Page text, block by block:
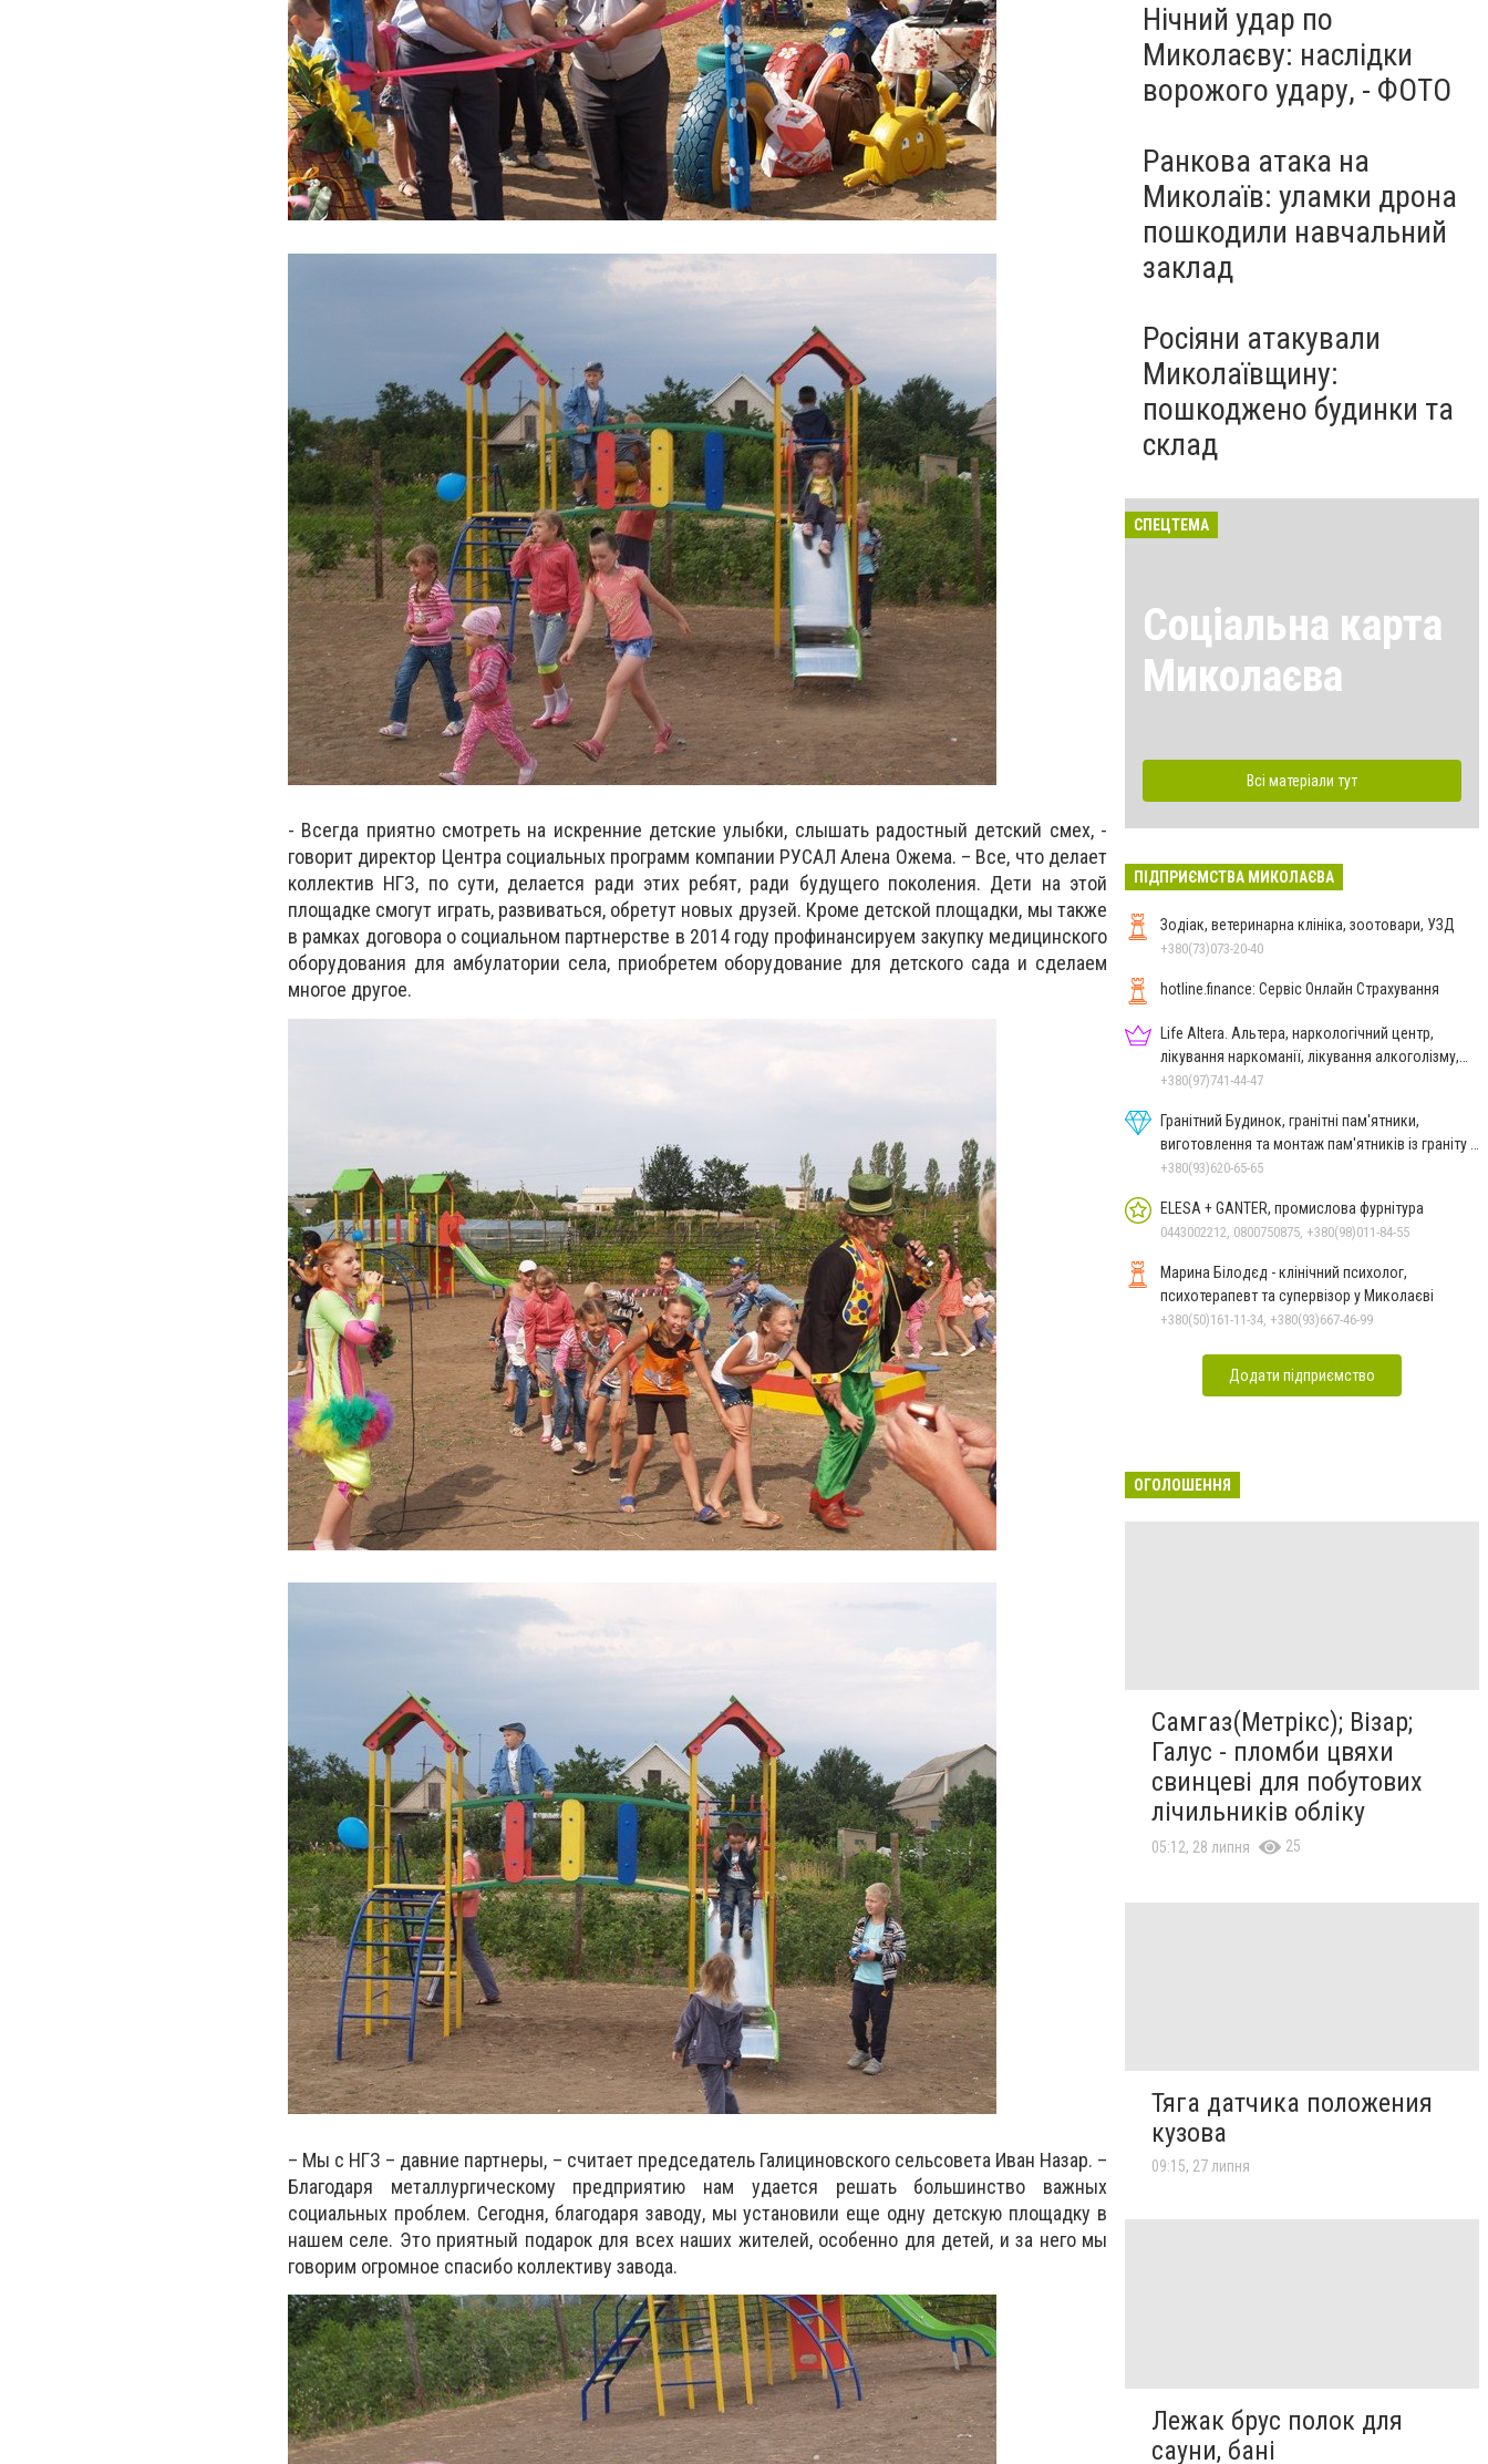
- Всегда приятно смотреть на искренние детские улыбки, слышать радостный детский смех, -
говорит директор Центра социальных программ компании РУСАЛ Алена Ожема. – Все, что делает
коллектив НГЗ, по сути, делается ради этих ребят, ради будущего поколения. Дети на этой
площадке смогут играть, развиваться, обретут новых друзей. Кроме детской площадки, мы также
в рамках договора о социальном партнерстве в 2014 году профинансируем закупку медицинского
оборудования для амбулатории села, приобретем оборудование для детского сада и сделаем
многое другое.
– Мы с НГЗ – давние партнеры, – считает председатель Галициновского сельсовета Иван Назар. –
Благодаря металлургическому предприятию нам удается решать большинство важных
социальных проблем. Сегодня, благодаря заводу, мы установили еще одну детскую площадку в
нашем селе. Это приятный подарок для всех наших жителей, особенно для детей, и за него мы
говорим огромное спасибо коллективу завода.
Нічний удар по
Миколаєву: наслідки
ворожого удару, - ФОТО
Ранкова атака на
Миколаїв: уламки дрона
пошкодили навчальний
заклад
Росіяни атакували
Миколаївщину:
пошкоджено будинки та
склад
СПЕЦТЕМА
Соціальна карта
Миколаєва
Всі матеріали тут
ПІДПРИЄМСТВА МИКОЛАЄВА
Зодіак, ветеринарна клініка, зоотовари, УЗД
+380(73)073-20-40
hotline.finance: Сервіс Онлайн Страхування
Life Altera. Альтера, наркологічний центр,
лікування наркоманії, лікування алкоголізму,
зняття ломки
+380(97)741-44-47
Гранітний Будинок, гранітні пам'ятники,
виготовлення та монтаж пам'ятників із граніту в
Миколаєві
+380(93)620-65-65
ELESA + GANTER, промислова фурнітура
0443002212, 0800750875, +380(98)011-84-55
Марина Білодєд - клінічний психолог,
психотерапевт та супервізор у Миколаєві
+380(50)161-11-34, +380(93)667-46-99
Додати підприємство
ОГОЛОШЕННЯ
Самгаз(Метрікс); Візар;
Галус - пломби цвяхи
свинцеві для побутових
лічильників обліку
05:12, 28 липня 25
Тяга датчика положения
кузова
09:15, 27 липня
Лежак брус полок для
сауни, бані